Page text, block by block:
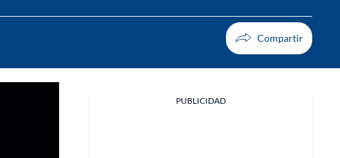
PUBLICIDAD